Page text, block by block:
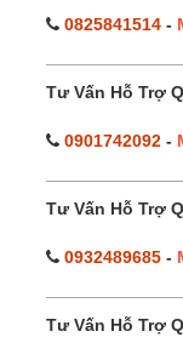
0825841514 -
Tư Vấn Hỗ Trợ
0901742092 -
Tư Vấn Hỗ Trợ
0932489685 -
Tư Vấn Hỗ Trợ